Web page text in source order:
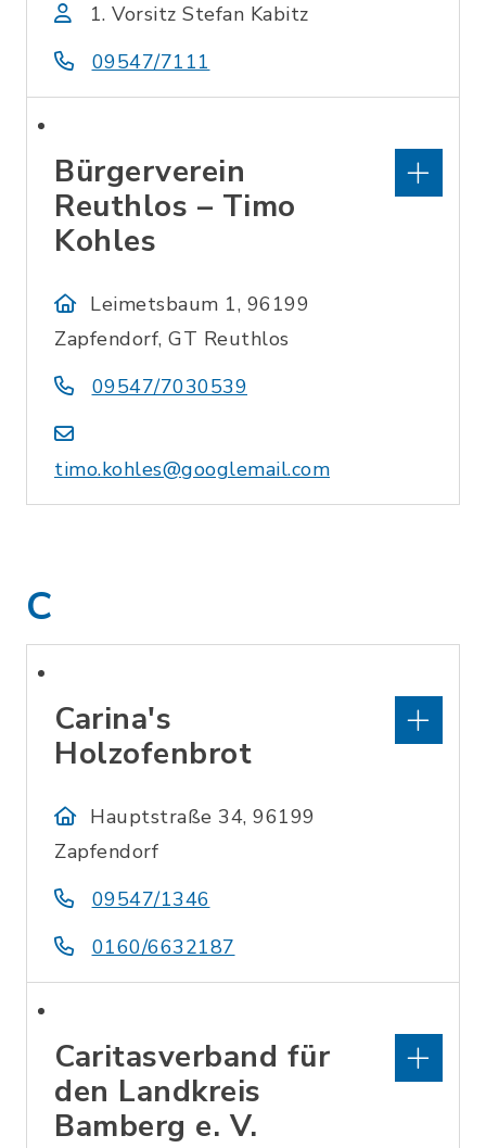
1. Vorsitz Stefan Kabitz
09547/7111
Bürgerverein
Reuthlos – Timo
Kohles
Leimetsbaum 1, 96199
Zapfendorf, GT Reuthlos
09547/7030539
timo.kohles@googlemail.com
C
Carina's
Holzofenbrot
Hauptstraße 34, 96199
Zapfendorf
09547/1346
0160/6632187
Caritasverband für
den Landkreis
Bamberg e. V.